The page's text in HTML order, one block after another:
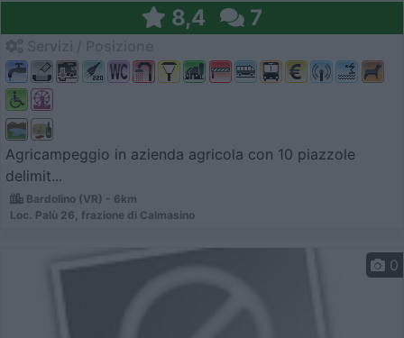
8,4 7
Agricampeggio in azienda agricola con 10 piazzole
delimit...
Bardolino (VR) - 6km
Loc. Palù 26, frazione di Calmasino
0